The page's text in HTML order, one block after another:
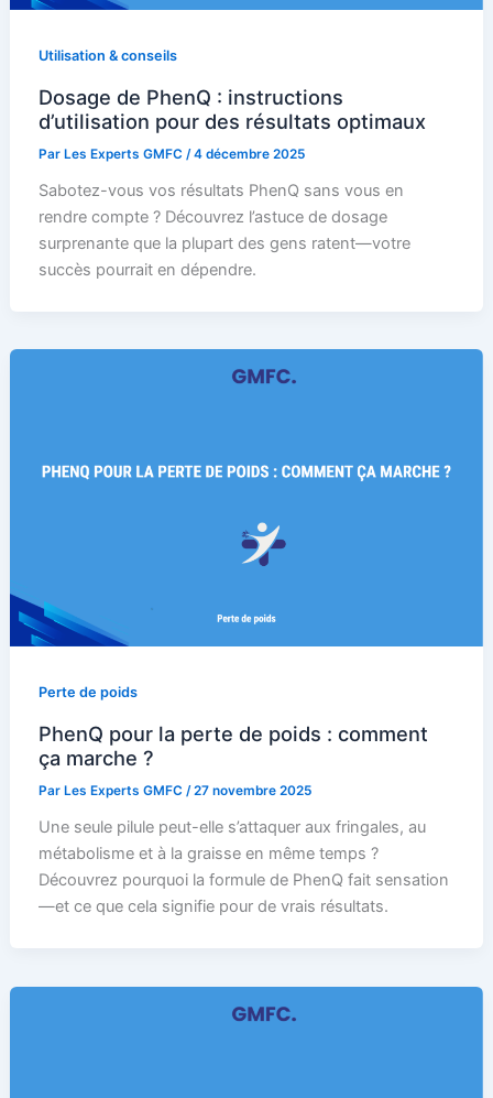
Utilisation & conseils
Dosage de PhenQ : instructions
d’utilisation pour des résultats optimaux
ParLes Experts GMFC/4 décembre 2025
Sabotez-vous vos résultats PhenQ sans vous en
rendre compte ? Découvrez l’astuce de dosage
surprenante que la plupart des gens ratent—votre
succès pourrait en dépendre.
Perte de poids
PhenQ pour la perte de poids : comment
ça marche ?
Par Les Experts GMFC/27 novembre 2025
Une seule pilule peut-elle s’attaquer aux fringales, au
métabolisme et à la graisse en même temps ?
Découvrez pourquoi la formule de PhenQ fait sensation
—et ce que cela signifie pour de vrais résultats.